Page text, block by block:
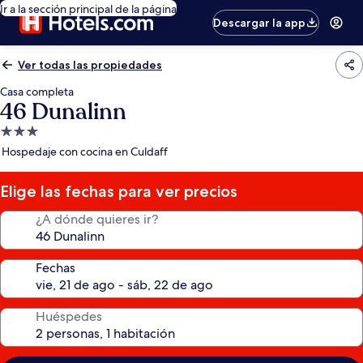
Ir a la sección principal de la página
Descargar la app
Ver todas las propiedades
Casa completa
46 Dunalinn
Propiedad
de
estrellas
Hospedaje con cocina en Culdaff
Elige las fechas para ver precios
¿A dónde quieres ir?
Fechas
Huéspedes